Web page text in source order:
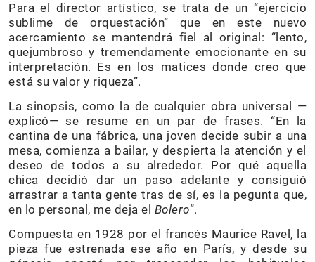
Para el director artístico, se trata de un “ejercicio
sublime de orquestación” que en este nuevo
acercamiento se mantendrá fiel al original: “lento,
quejumbroso y tremendamente emocionante en su
interpretación. Es en los matices donde creo que
está su valor y riqueza”.
La sinopsis, como la de cualquier obra universal —
explicó— se resume en un par de frases. “En la
cantina de una fábrica, una joven decide subir a una
mesa, comienza a bailar, y despierta la atención y el
deseo de todos a su alrededor. Por qué aquella
chica decidió dar un paso adelante y consiguió
arrastrar a tanta gente tras de sí, es la pegunta que,
en lo personal, me deja el Bolero”.
Compuesta en 1928 por el francés Maurice Ravel, la
pieza fue estrenada ese año en París, y desde su